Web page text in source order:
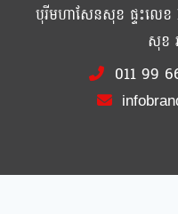
បុរីមហាសែនសុខ ផ្ទះលេខ
សុខ
011 99